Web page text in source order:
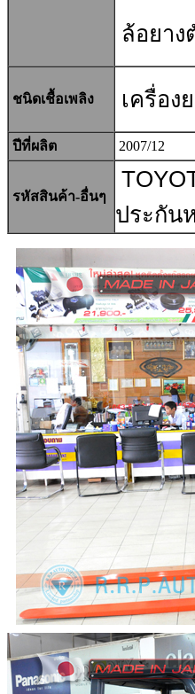
ล้อยาง
ชนิดเชื้อเพลิง เครื่อง
ปีที่ผลิต 2007/12
รหัสสินค้า-อื่นๆ
ประกัน